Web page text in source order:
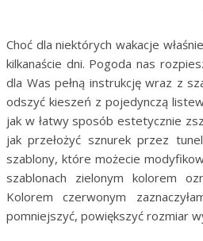
Choć dla niektórych wakacje
kilkanaście dni. Pogoda nas
dla Was pełną instrukcję wraz z
odszyć kieszeń z pojedynczą
jak w łatwy sposób estetycznie
jak przełożyć sznurek przez
szablony, które możecie
szablonach zielonym kolorem
Kolorem czerwonym
pomniejszyć, powiększyć rozmiar